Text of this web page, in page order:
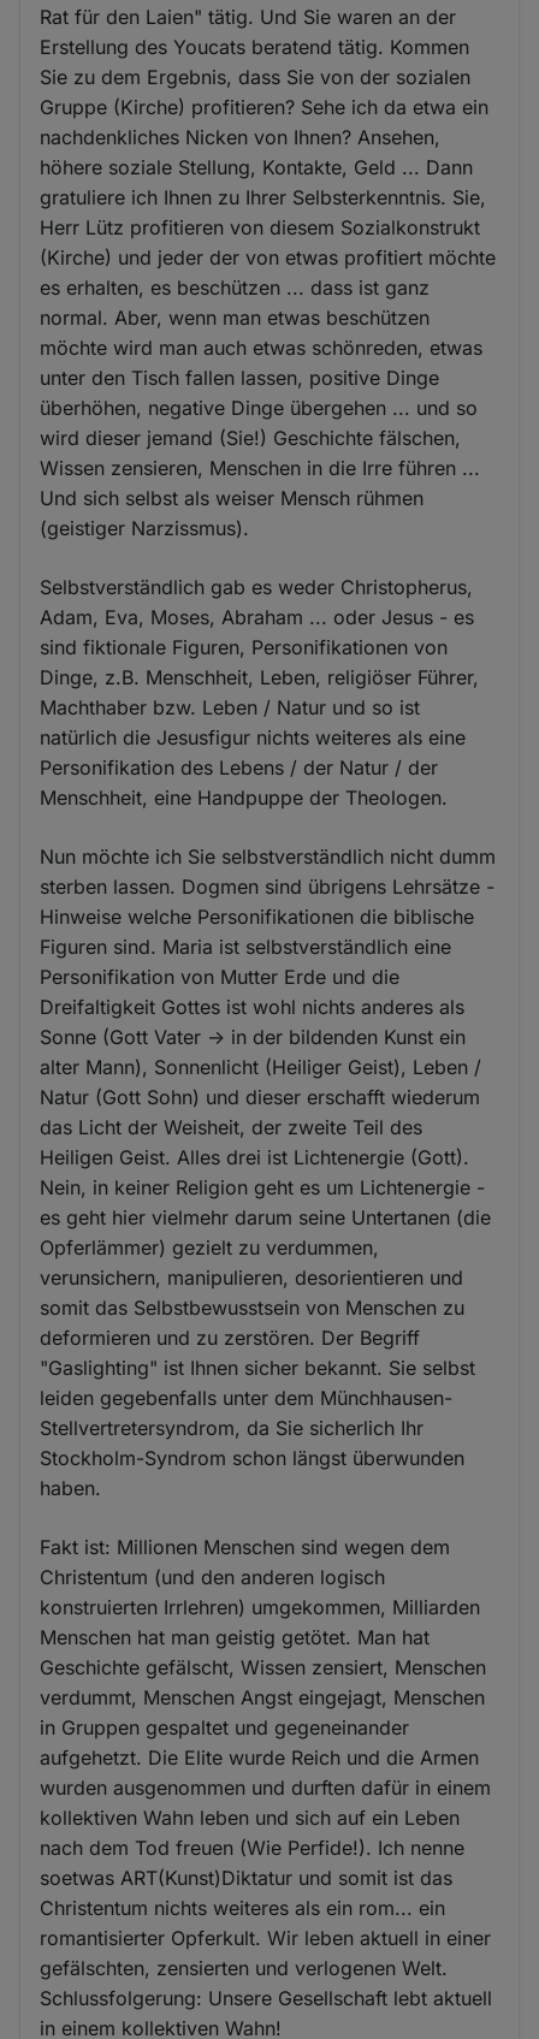
Rat für den Laien" tätig. Und Sie waren an der
Erstellung des Youcats beratend tätig. Kommen
Sie zu dem Ergebnis, dass Sie von der sozialen
Gruppe (Kirche) profitieren? Sehe ich da etwa ein
nachdenkliches Nicken von Ihnen? Ansehen,
höhere soziale Stellung, Kontakte, Geld ... Dann
gratuliere ich Ihnen zu Ihrer Selbsterkenntnis. Sie,
Herr Lütz profitieren von diesem Sozialkonstrukt
(Kirche) und jeder der von etwas profitiert möchte
es erhalten, es beschützen ... dass ist ganz
normal. Aber, wenn man etwas beschützen
möchte wird man auch etwas schönreden, etwas
unter den Tisch fallen lassen, positive Dinge
überhöhen, negative Dinge übergehen ... und so
wird dieser jemand (Sie!) Geschichte fälschen,
Wissen zensieren, Menschen in die Irre führen ...
Und sich selbst als weiser Mensch rühmen
(geistiger Narzissmus).
Selbstverständlich gab es weder Christopherus,
Adam, Eva, Moses, Abraham ... oder Jesus - es
sind fiktionale Figuren, Personifikationen von
Dinge, z.B. Menschheit, Leben, religiöser Führer,
Machthaber bzw. Leben / Natur und so ist
natürlich die Jesusfigur nichts weiteres als eine
Personifikation des Lebens / der Natur / der
Menschheit, eine Handpuppe der Theologen.
Nun möchte ich Sie selbstverständlich nicht dumm
sterben lassen. Dogmen sind übrigens Lehrsätze -
Hinweise welche Personifikationen die biblische
Figuren sind. Maria ist selbstverständlich eine
Personifikation von Mutter Erde und die
Dreifaltigkeit Gottes ist wohl nichts anderes als
Sonne (Gott Vater -> in der bildenden Kunst ein
alter Mann), Sonnenlicht (Heiliger Geist), Leben /
Natur (Gott Sohn) und dieser erschafft wiederum
das Licht der Weisheit, der zweite Teil des
Heiligen Geist. Alles drei ist Lichtenergie (Gott).
Nein, in keiner Religion geht es um Lichtenergie -
es geht hier vielmehr darum seine Untertanen (die
Opferlämmer) gezielt zu verdummen,
verunsichern, manipulieren, desorientieren und
somit das Selbstbewusstsein von Menschen zu
deformieren und zu zerstören. Der Begriff
"Gaslighting" ist Ihnen sicher bekannt. Sie selbst
leiden gegebenfalls unter dem Münchhausen-
Stellvertretersyndrom, da Sie sicherlich Ihr
Stockholm-Syndrom schon längst überwunden
haben.
Fakt ist: Millionen Menschen sind wegen dem
Christentum (und den anderen logisch
konstruierten Irrlehren) umgekommen, Milliarden
Menschen hat man geistig getötet. Man hat
Geschichte gefälscht, Wissen zensiert, Menschen
verdummt, Menschen Angst eingejagt, Menschen
in Gruppen gespaltet und gegeneinander
aufgehetzt. Die Elite wurde Reich und die Armen
wurden ausgenommen und durften dafür in einem
kollektiven Wahn leben und sich auf ein Leben
nach dem Tod freuen (Wie Perfide!). Ich nenne
soetwas ART(Kunst)Diktatur und somit ist das
Christentum nichts weiteres als ein rom... ein
romantisierter Opferkult. Wir leben aktuell in einer
gefälschten, zensierten und verlogenen Welt.
Schlussfolgerung: Unsere Gesellschaft lebt aktuell
in einem kollektiven Wahn!